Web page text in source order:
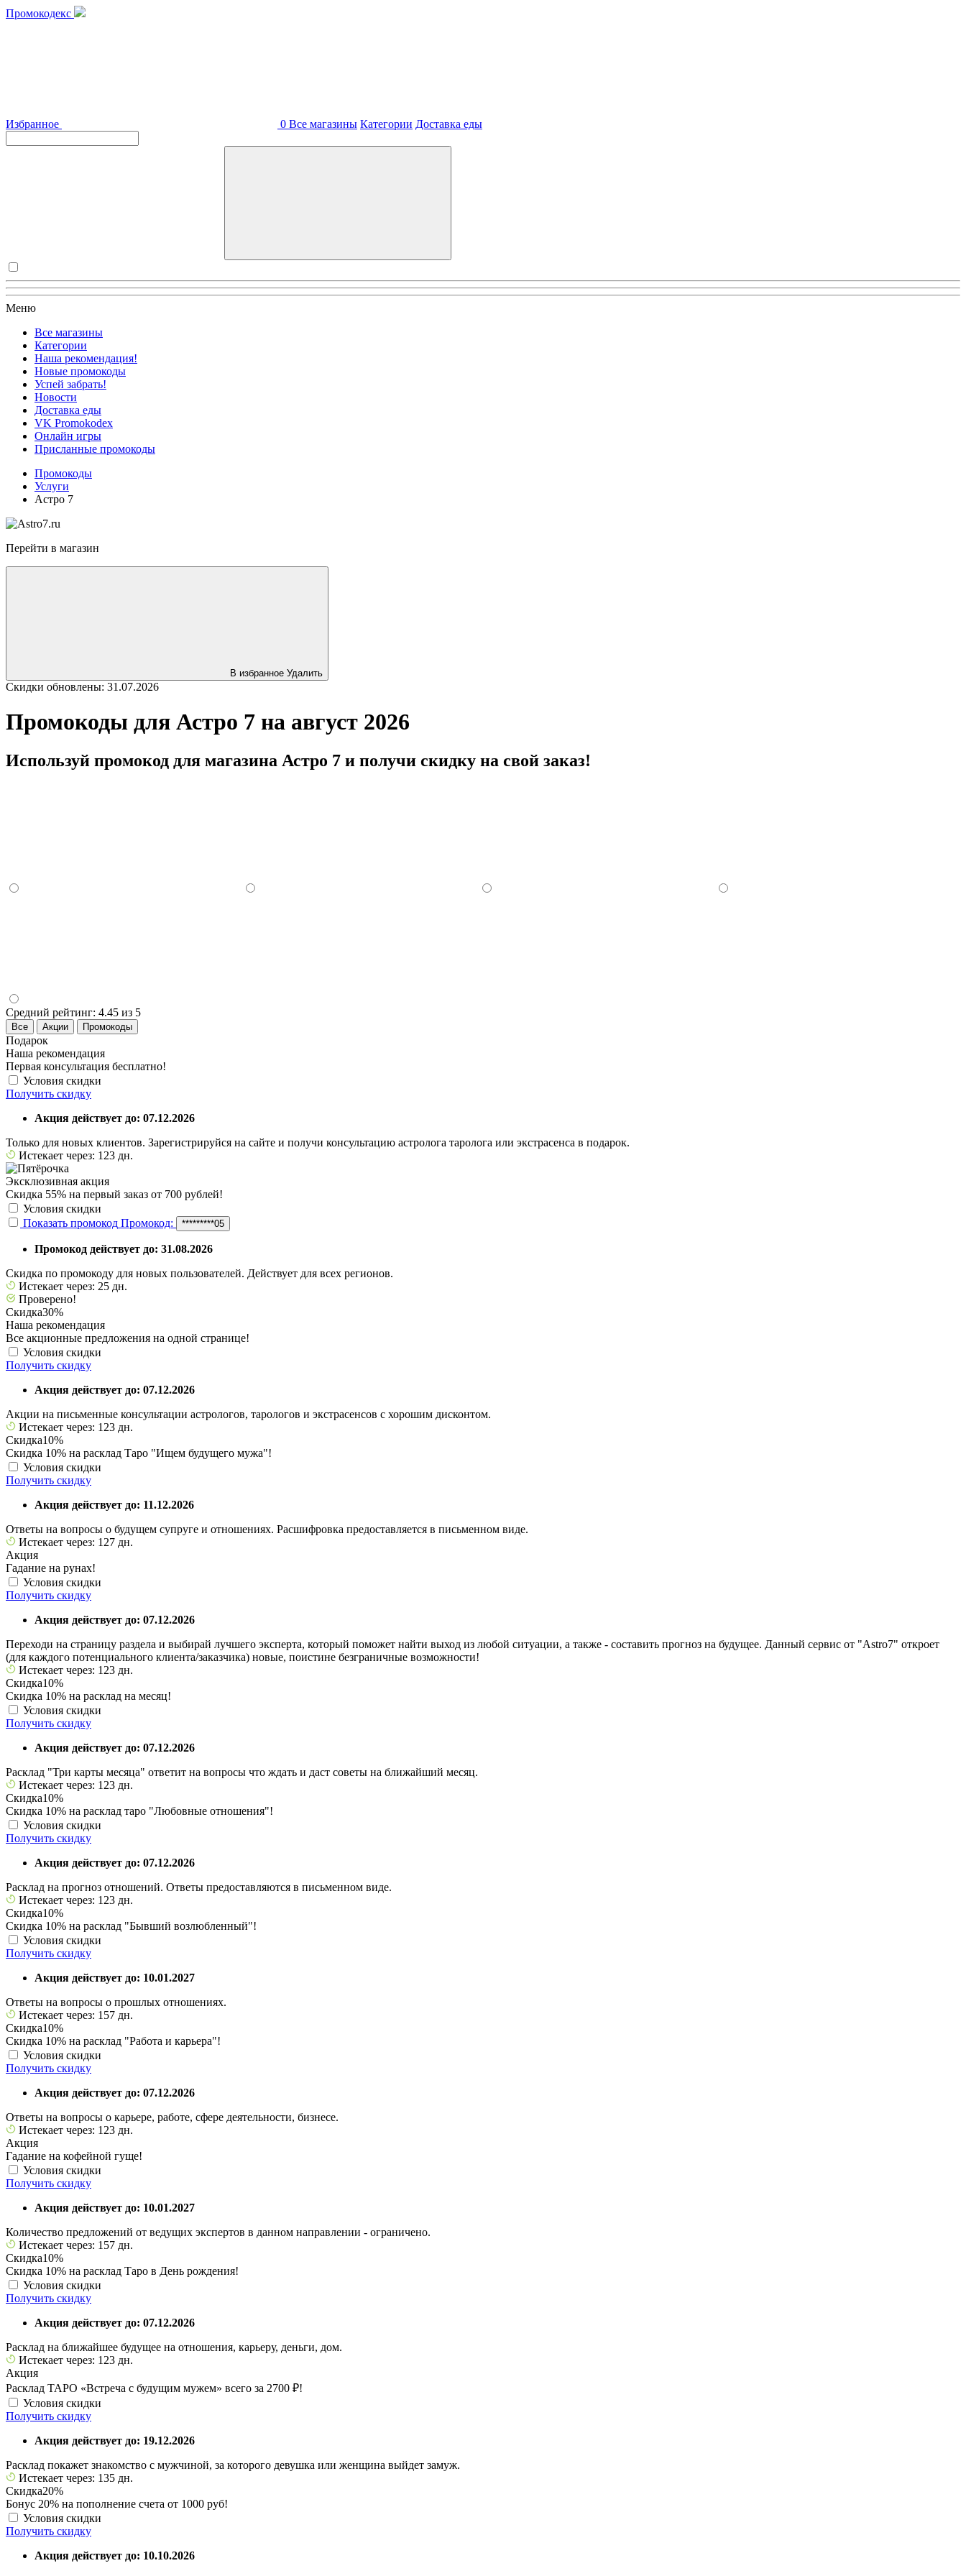
Промокодекс
Избранное 0 Все магазины Категории Доставка еды
Меню
Все магазины
Категории
Наша рекомендация!
Новые промокоды
Успей забрать!
Новости
Доставка еды
VK Promokodex
Онлайн игры
Присланные промокоды
Промокоды
Услуги
Астро 7
Перейти в магазин
В избранное Удалить
Скидки обновлены: 31.07.2026
Промокоды для Астро 7 на август 2026
Используй промокод для магазина Астро 7 и получи скидку на свой заказ!
Средний рейтинг: 4.45 из 5
Все Акции Промокоды
Подарок
Наша рекомендация
Первая консультация бесплатно!
Условия скидки
Получить скидку
Акция действует до: 07.12.2026
Только для новых клиентов. Зарегистрируйся на сайте и получи консультацию астролога таролога или экстрасенса в подарок.
Истекает через: 123 дн.
Эксклюзивная акция
Скидка 55% на первый заказ от 700 рублей!
Условия скидки
Показать промокод Промокод: *********05
Промокод действует до: 31.08.2026
Скидка по промокоду для новых пользователей. Действует для всех регионов.
Истекает через: 25 дн.
Проверено!
Скидка30%
Наша рекомендация
Все акционные предложения на одной странице!
Условия скидки
Получить скидку
Акция действует до: 07.12.2026
Акции на письменные консультации астрологов, тарологов и экстрасенсов с хорошим дисконтом.
Истекает через: 123 дн.
Скидка10%
Скидка 10% на расклад Таро "Ищем будущего мужа"!
Условия скидки
Получить скидку
Акция действует до: 11.12.2026
Ответы на вопросы о будущем супруге и отношениях. Расшифровка предоставляется в письменном виде.
Истекает через: 127 дн.
Акция
Гадание на рунах!
Условия скидки
Получить скидку
Акция действует до: 07.12.2026
Переходи на страницу раздела и выбирай лучшего эксперта, который поможет найти выход из любой ситуации, а также - составить прогноз на будущее. Данный сервис от "Astro7" откроет
(для каждого потенциального клиента/заказчика) новые, поистине безграничные возможности!
Истекает через: 123 дн.
Скидка10%
Скидка 10% на расклад на месяц!
Условия скидки
Получить скидку
Акция действует до: 07.12.2026
Расклад "Три карты месяца" ответит на вопросы что ждать и даст советы на ближайший месяц.
Истекает через: 123 дн.
Скидка10%
Скидка 10% на расклад таро "Любовные отношения"!
Условия скидки
Получить скидку
Акция действует до: 07.12.2026
Расклад на прогноз отношений. Ответы предоставляются в письменном виде.
Истекает через: 123 дн.
Скидка10%
Скидка 10% на расклад "Бывший возлюбленный"!
Условия скидки
Получить скидку
Акция действует до: 10.01.2027
Ответы на вопросы о прошлых отношениях.
Истекает через: 157 дн.
Скидка10%
Скидка 10% на расклад "Работа и карьера"!
Условия скидки
Получить скидку
Акция действует до: 07.12.2026
Ответы на вопросы о карьере, работе, сфере деятельности, бизнесе.
Истекает через: 123 дн.
Акция
Гадание на кофейной гуще!
Условия скидки
Получить скидку
Акция действует до: 10.01.2027
Количество предложений от ведущих экспертов в данном направлении - ограничено.
Истекает через: 157 дн.
Скидка10%
Скидка 10% на расклад Таро в День рождения!
Условия скидки
Получить скидку
Акция действует до: 07.12.2026
Расклад на ближайшее будущее на отношения, карьеру, деньги, дом.
Истекает через: 123 дн.
Акция
Расклад ТАРО «Встреча с будущим мужем» всего за 2700 ₽!
Условия скидки
Получить скидку
Акция действует до: 19.12.2026
Расклад покажет знакомство с мужчиной, за которого девушка или женщина выйдет замуж.
Истекает через: 135 дн.
Скидка20%
Бонус 20% на пополнение счета от 1000 руб!
Условия скидки
Получить скидку
Акция действует до: 10.10.2026